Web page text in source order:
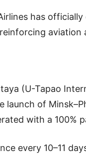
has
(U-Tapao
launch of
with a 100%
every 10–11